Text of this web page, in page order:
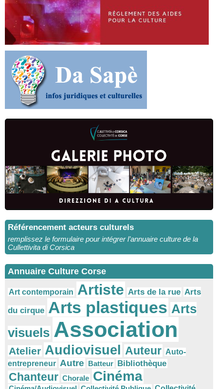
Référencement acteurs culturels
remplissez le formulaire pour intégrer l’annuaire culture de la
Cullettivita di Corsica
Annuaire Culture Corse
Art contemporain Artiste Arts de la rue Arts
du cirque Arts plastiques Arts
visuels Association
Atelier Audiovisuel Auteur Auto-
entrepreneur Autre Batteur Bibliothèque
Chanteur Chorale Cinéma